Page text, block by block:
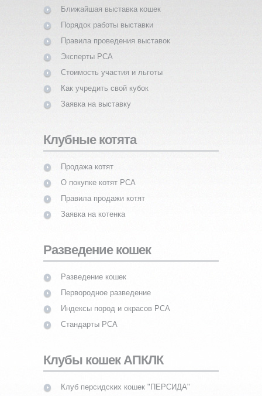
Ближайшая выставка кошек
Порядок работы выставки
Правила проведения выставок
Эксперты PCA
Стоимость участия и льготы
Как учредить свой кубок
Заявка на выставку
Клубные котята
Продажа котят
О покупке котят PCA
Правила продажи котят
Заявка на котенка
Разведение кошек
Разведение кошек
Первородное разведение
Индексы пород и окрасов PCA
Стандарты PCA
Клубы кошек АПКЛК
Клуб персидских кошек "ПЕРСИДА"